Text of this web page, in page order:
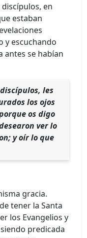
discípulos, en
estaban
y escuchando
antes se habían
les
los ojos
os digo
ver lo
y oír lo que
gracia.
tener la Santa
los Evangelios y
predicada